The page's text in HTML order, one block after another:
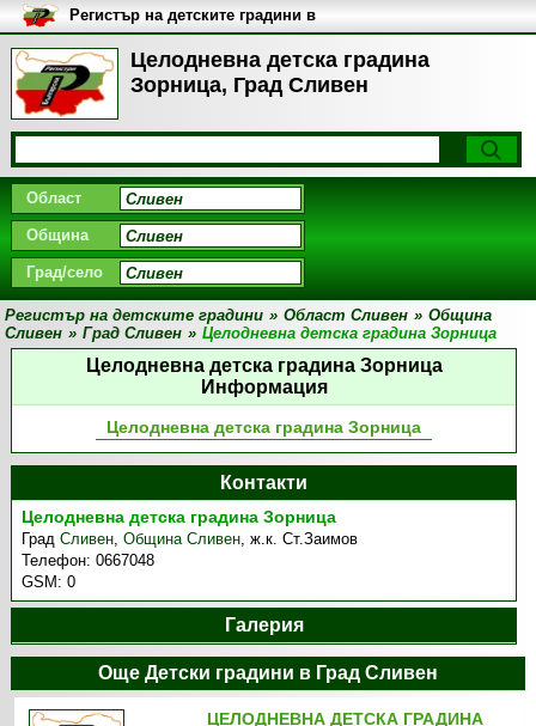
Целодневна детска градина
Зорница, Град Сливен
Регистър на детските градини в
България
Област
Община
Град/село
Регистър на детските градини » Област Сливен » Община
Сливен » Град Сливен » Целодневна детска градина Зорница
Целодневна детска градина Зорница
Информация
Целодневна детска градина Зорница
Контакти
Целодневна детска градина Зорница
ГрадСливен,Община Сливен,ж.к. Ст.Заимов
Телефон:0667048
GSM:0
Галерия
Още Детски градини в Град Сливен
ЦЕЛОДНЕВНА ДЕТСКА ГРАДИНА